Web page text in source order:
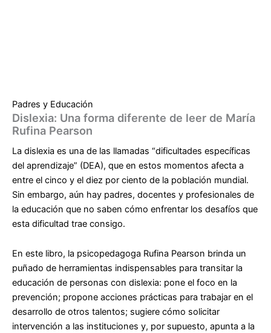
Padres y Educación
Dislexia: Una forma diferente de leer de María
Rufina Pearson
La dislexia es una de las llamadas “dificultades específicas
del aprendizaje” (DEA), que en estos momentos afecta a
entre el cinco y el diez por ciento de la población mundial.
Sin embargo, aún hay padres, docentes y profesionales de
la educación que no saben cómo enfrentar los desafíos que
esta dificultad trae consigo.
En este libro, la psicopedagoga Rufina Pearson brinda un
puñado de herramientas indispensables para transitar la
educación de personas con dislexia: pone el foco en la
prevención; propone acciones prácticas para trabajar en el
desarrollo de otros talentos; sugiere cómo solicitar
intervención a las instituciones y, por supuesto, apunta a la